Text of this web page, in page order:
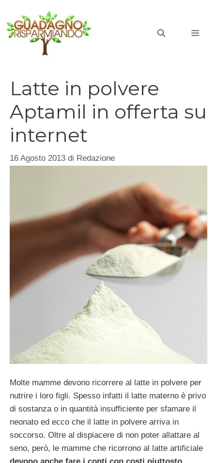
contenuto
Latte in polvere
Aptamil in offerta su
internet
16 Agosto 2013 di Redazione
Molte mamme devono ricorrere al latte in polvere per
nutrire i loro figli. Spesso infatti il latte materno è privo
di sostanza o in quantità insufficiente per sfamare il
neonato ed ecco che il latte in polvere arriva in
soccorso. Oltre al dispiacere di non poter allattare al
seno, però, le mamme che ricorrono al latte artificiale